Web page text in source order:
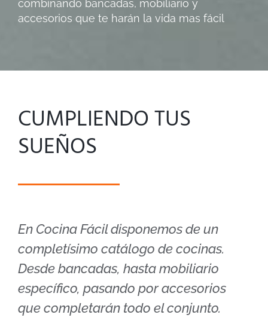
combinando bancadas, mobiliario y
accesorios que te harán la vida mas fácil
CUMPLIENDO TUS
SUEÑOS
En Cocina Fácil disponemos de un
completísimo catálogo de cocinas.
Desde bancadas, hasta mobiliario
específico, pasando por accesorios
que completarán todo el conjunto.